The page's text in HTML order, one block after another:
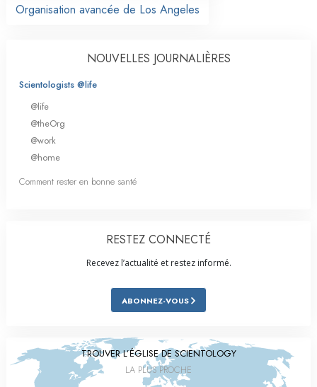
Organisation avancée de Los Angeles
NOUVELLES JOURNALIÈRES
Scientologists @life
@life
@theOrg
@work
@home
Comment rester en bonne santé
RESTEZ CONNECTÉ
Recevez l’actualité et restez informé.
ABONNEZ-VOUS
TROUVER L’ÉGLISE DE SCIENTOLOGY
LA PLUS PROCHE